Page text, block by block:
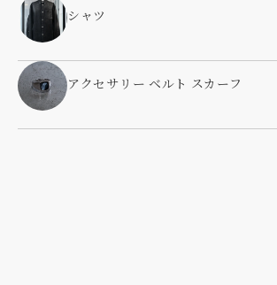
シャツ
アクセサリー ベルト スカーフ